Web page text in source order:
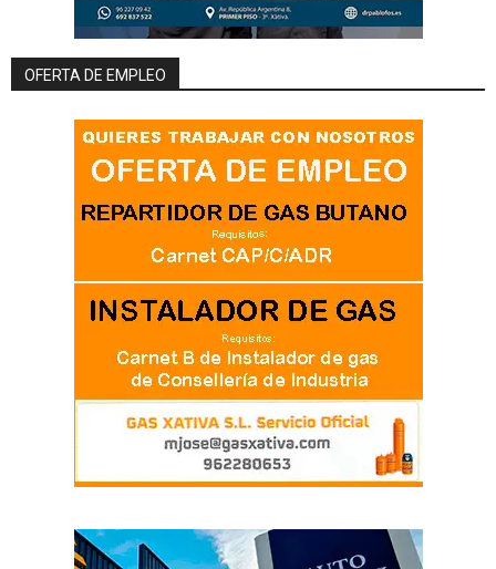
OFERTA DE EMPLEO